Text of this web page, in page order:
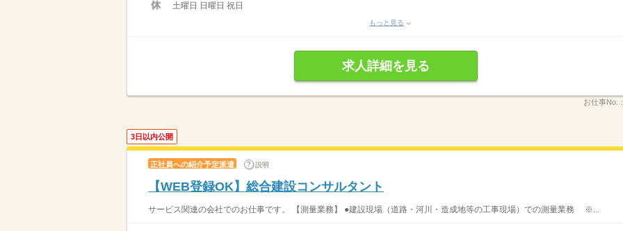
土曜日 日曜日 祝日
もっと見る
求人詳細を見る
お仕事No.：
3日以内公開
正社員への紹介予定派遣 説明
【WEB登録OK】総合建設コンサルタント
サービス関連の会社でのお仕事です。 【測量業務】 ●建設現場（道路・河川・造成地等の工事現場）での測量業務 ※...